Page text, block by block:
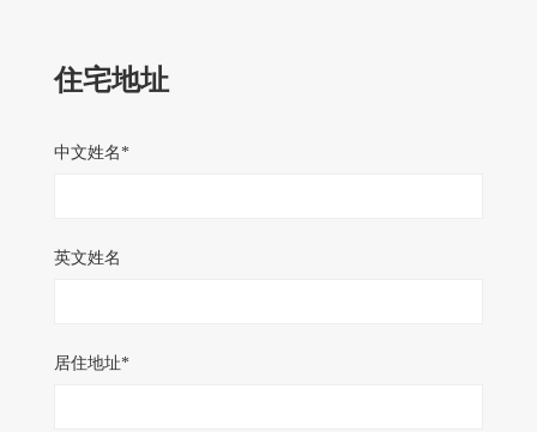
住宅地址
中文姓名*
英文姓名
居住地址*